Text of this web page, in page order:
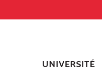
UNIVERSITÉ